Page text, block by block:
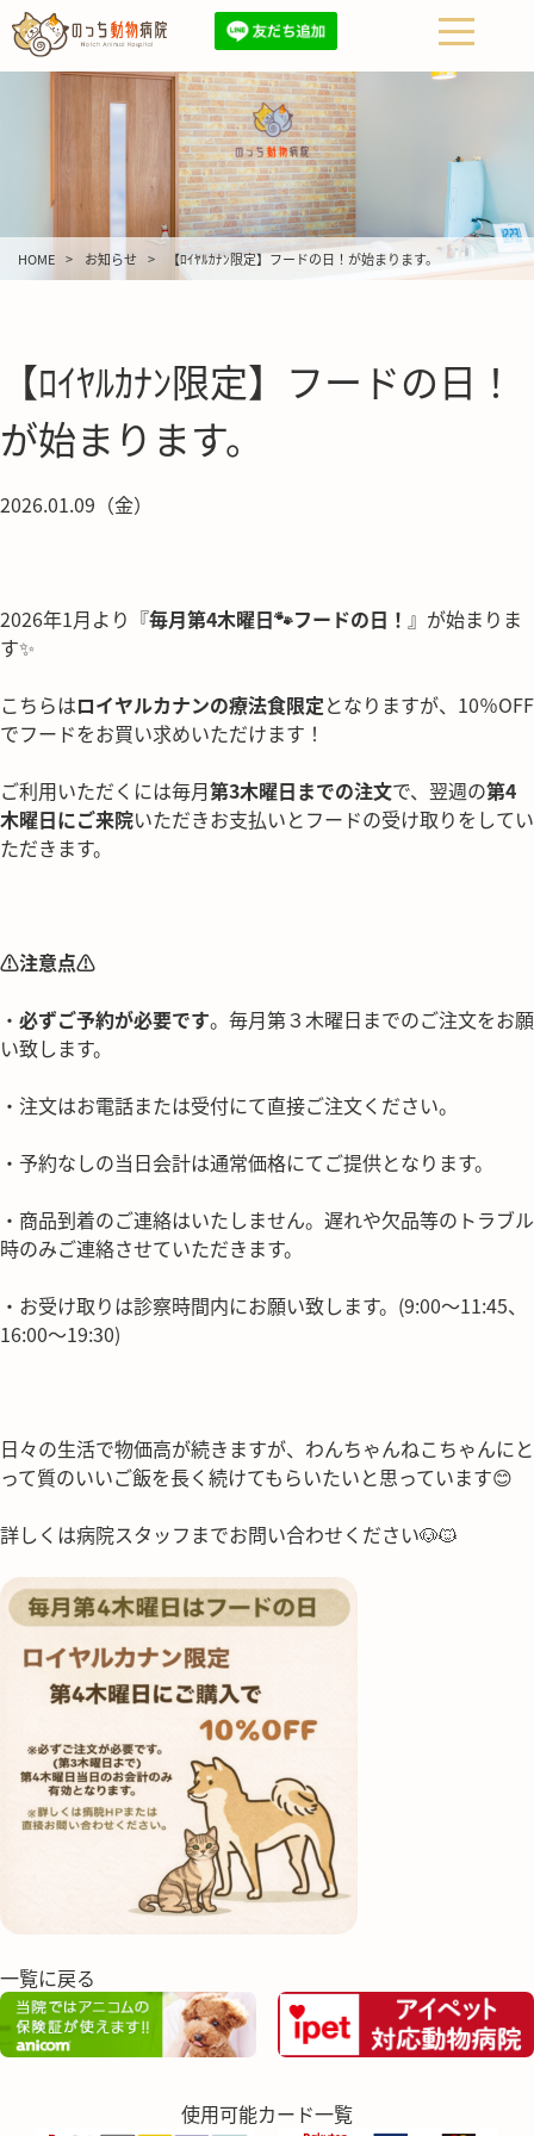
HOME お知らせ 【ﾛｲﾔﾙｶﾅﾝ限定】フードの日！が始まります。
【ﾛｲﾔﾙｶﾅﾝ限定】フードの日！
が始まります。
2026.01.09（金）
2026年1月より『毎月第4木曜日🐾フードの日！ 』が始まりま
す✨️
こちらはロイヤルカナンの療法食限定となりますが、10％OFF
でフードをお買い求めいただけます！
ご利用いただくには毎月第3木曜日までの注文で、翌週の第4
木曜日にご来院いただきお支払いとフードの受け取りをしてい
ただきます。
⚠注意点⚠
・ 必ずご予約が必要です。毎月第３木曜日までのご注文をお願
い致します。
・注文はお電話または受付にて直接ご注文ください。
・予約なしの当日会計は通常価格にてご提供となります。
・商品到着のご連絡はいたしません。遅れや欠品等のトラブル
時のみご連絡させていただきます。
・お受け取りは診察時間内にお願い致します。(9:00～11:45、
16:00～19:30)
日々の生活で物価高が続きますが、わんちゃんねこちゃんにと
って質のいいご飯を長く続けてもらいたいと思っています😊
詳しくは病院スタッフまでお問い合わせください🐶🐱
一覧に戻る
使用可能カード一覧